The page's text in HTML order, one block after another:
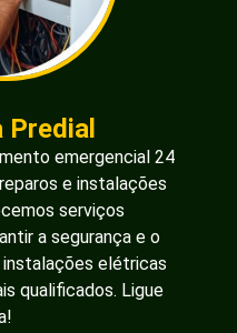
Predial
emergencial 24
e instalações
serviços
a segurança e o
elétricas
qualificados. Ligue